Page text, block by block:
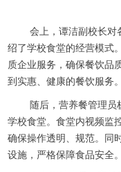
会上，谭洁副校长对
绍了学校食堂的经营模式
质企业服务，确保餐饮品
到实惠、健康的餐饮服务。
随后，营养餐管理员
学校食堂。食堂内视频监
确保操作透明、规范。同
设施，严格保障食品安全。